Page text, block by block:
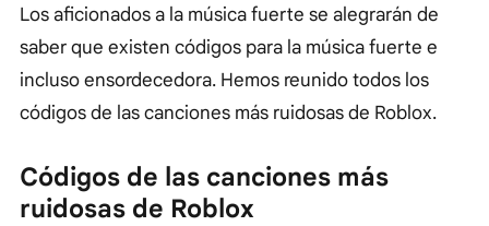
Los aficionados a la música fuerte se alegrarán de
saber que existen códigos para la música fuerte e
incluso ensordecedora. Hemos reunido todos los
códigos de las canciones más ruidosas de Roblox.
Códigos de las canciones más
ruidosas de Roblox